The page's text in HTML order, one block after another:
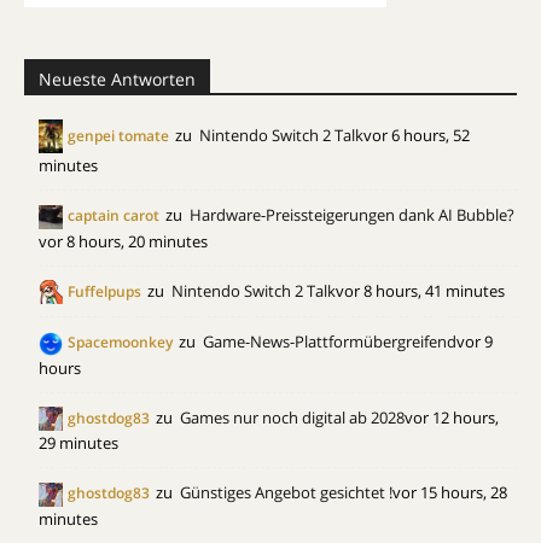
Neueste Antworten
genpei tomate zu Nintendo Switch 2 Talkvor 6 hours, 52
minutes
captain carot zu Hardware-Preissteigerungen dank AI Bubble?
vor 8 hours, 20 minutes
Fuffelpups zu Nintendo Switch 2 Talkvor 8 hours, 41 minutes
Spacemoonkey zu Game-News-Plattformübergreifendvor 9
hours
ghostdog83 zu Games nur noch digital ab 2028vor 12 hours,
29 minutes
ghostdog83 zu Günstiges Angebot gesichtet !vor 15 hours, 28
minutes